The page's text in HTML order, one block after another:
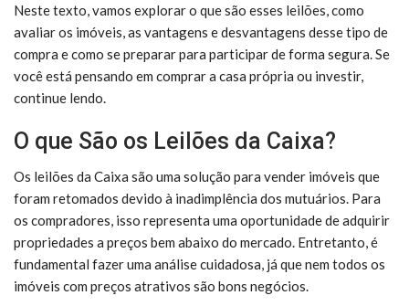
Neste texto, vamos explorar o que são esses leilões, como
avaliar os imóveis, as vantagens e desvantagens desse tipo de
compra e como se preparar para participar de forma segura. Se
você está pensando em comprar a casa própria ou investir,
continue lendo.
O que São os Leilões da Caixa?
Os leilões da Caixa são uma solução para vender imóveis que
foram retomados devido à inadimplência dos mutuários. Para
os compradores, isso representa uma oportunidade de adquirir
propriedades a preços bem abaixo do mercado. Entretanto, é
fundamental fazer uma análise cuidadosa, já que nem todos os
imóveis com preços atrativos são bons negócios.